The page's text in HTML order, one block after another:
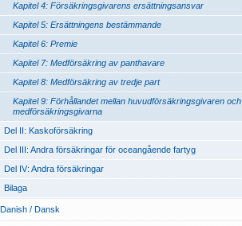
Kapitel 4: Försäkringsgivarens ersättningsansvar
Kapitel 5: Ersättningens bestämmande
Kapitel 6: Premie
Kapitel 7: Medförsäkring av panthavare
Kapitel 8: Medförsäkring av tredje part
Kapitel 9: Förhållandet mellan huvudförsäkringsgivaren och
medförsäkringsgivarna
Del II: Kaskoförsäkring
Del III: Andra försäkringar för oceangående fartyg
Del IV: Andra försäkringar
Bilaga
Danish / Dansk